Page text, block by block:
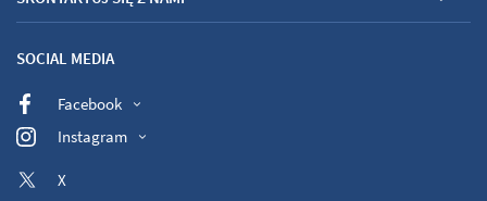
SOCIAL MEDIA
Facebook
Instagram
X